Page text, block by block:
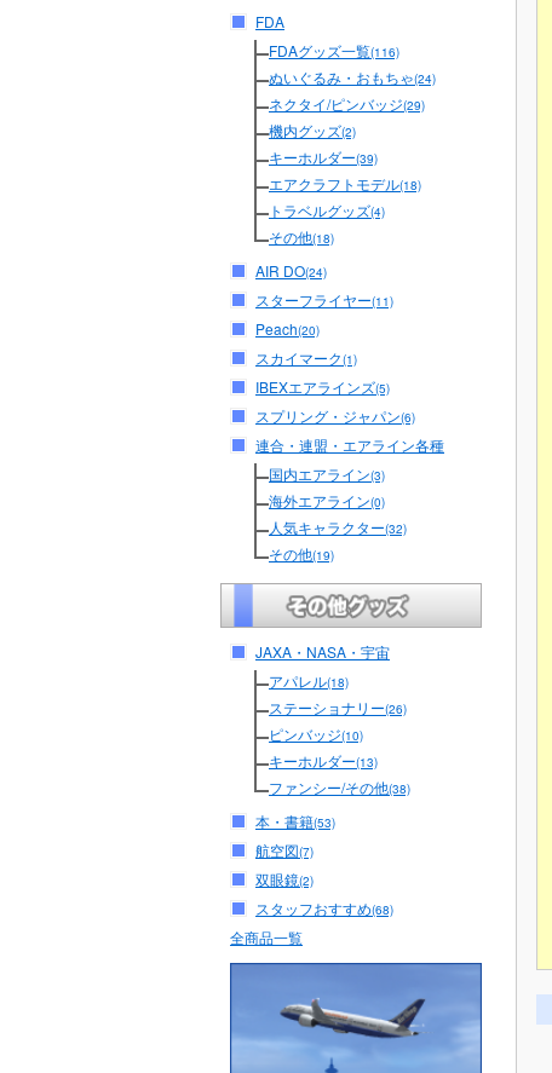
FDA
FDAグッズ一覧(116)
ぬいぐるみ・おもちゃ(24)
ネクタイ/ピンバッジ(29)
機内グッズ(2)
キーホルダー(39)
エアクラフトモデル(18)
トラベルグッズ(4)
その他(18)
AIR DO(24)
スターフライヤー(11)
Peach(20)
スカイマーク(1)
IBEXエアラインズ(5)
スプリング・ジャパン(6)
連合・連盟・エアライン各種
国内エアライン(3)
海外エアライン(0)
人気キャラクター(32)
その他(19)
JAXA・NASA・宇宙
アパレル(18)
ステーショナリー(26)
ピンバッジ(10)
キーホルダー(13)
ファンシー/その他(38)
本・書籍(53)
航空図(7)
双眼鏡(2)
スタッフおすすめ(68)
全商品一覧